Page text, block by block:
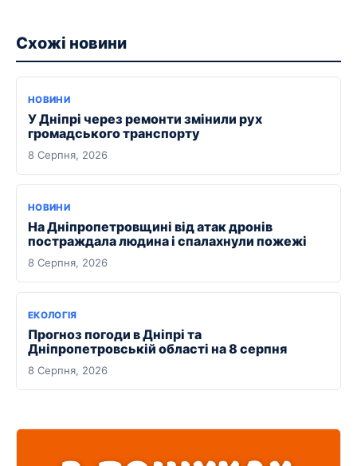
Схожі новини
НОВИНИ
У Дніпрі через ремонти змінили рух
громадського транспорту
8 Серпня, 2026
НОВИНИ
На Дніпропетровщині від атак дронів
постраждала людина і спалахнули пожежі
8 Серпня, 2026
ЕКОЛОГІЯ
Прогноз погоди в Дніпрі та
Дніпропетровській області на 8 серпня
8 Серпня, 2026